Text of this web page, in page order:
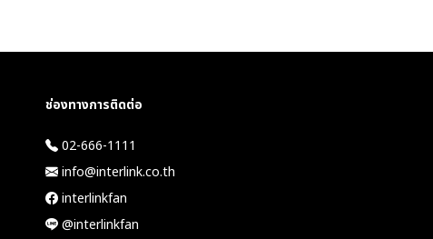
ช่องทางการติดต่อ
02-666-1111
info@interlink.co.th
interlinkfan
@interlinkfan